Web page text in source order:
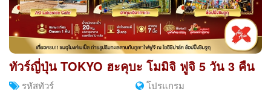
ทัวร์ญี่ปุ่น TOKYO ฮะคุบะ โมมิจิ ฟูจิ 5 วัน 3 คืน
รหัสทัวร์ โปรแกรม